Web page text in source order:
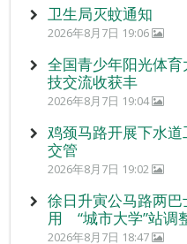
卫生局灭蚊通知
2026年8月7日 19:06
全国青少年阳光体
技交流收获丰
2026年8月7日 19:04
鸡颈马路开展下水
交管
2026年8月7日 19:02
徐日升寅公马路两
用 “城市大学”站
2026年8月7日 18:47